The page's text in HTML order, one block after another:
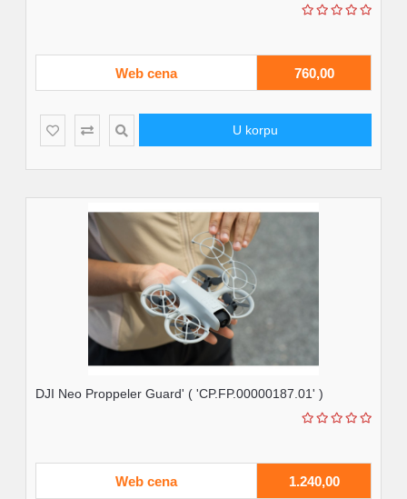
Web cena 760,00
U korpu
DJI Neo Proppeler Guard' ( 'CP.FP.00000187.01' )
Web cena 1.240,00